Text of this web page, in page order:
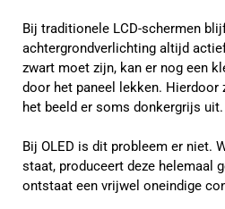
Bij traditionele LCD-schermen
achtergrondverlichting altijd
zwart moet zijn, kan er nog een
door het paneel lekken. Hierdoor
het beeld er soms donkergrijs uit.
Bij OLED is dit probleem er niet.
staat, produceert deze helemaal
ontstaat een vrijwel oneindige